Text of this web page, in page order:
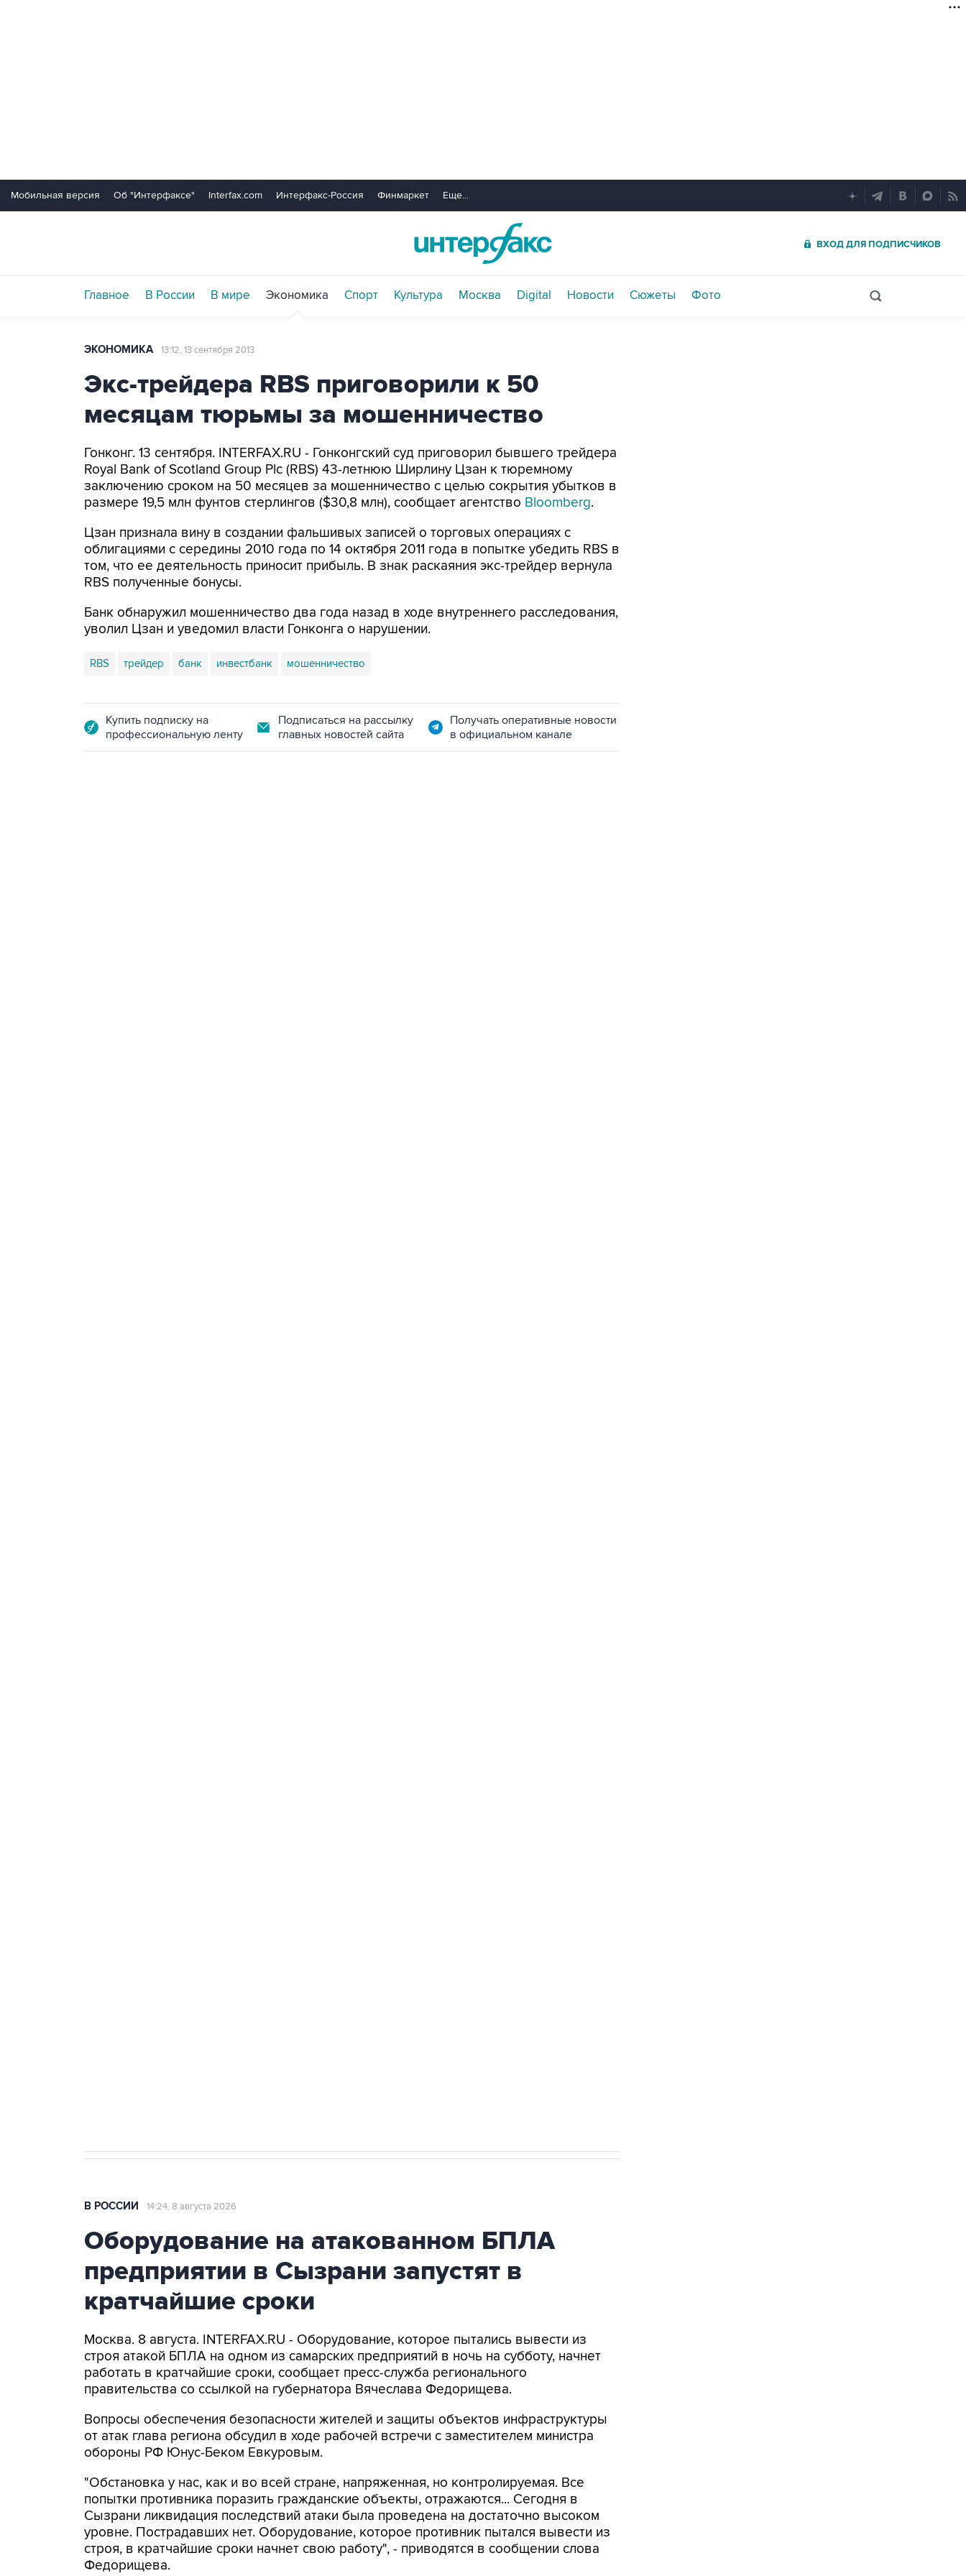
Мобильная версия Об "Интерфаксе" Interfax.com Интерфакс-Россия Финмаркет Еще...
ВХОД ДЛЯ ПОДПИСЧИКОВ
Главное В России В мире Экономика Спорт Культура Москва Digital Новости Сюжеты Фото
ЭКОНОМИКА 13:12, 13 сентября 2013
Экс-трейдера RBS приговорили к 50
месяцам тюрьмы за мошенничество
Гонконг. 13 сентября. INTERFAX.RU - Гонконгский суд приговорил бывшего трейдера
Royal Bank of Scotland Group Plc (RBS) 43-летнюю Ширлину Цзан к тюремному
заключению сроком на 50 месяцев за мошенничество с целью сокрытия убытков в
размере 19,5 млн фунтов стерлингов ($30,8 млн), сообщает агентство Bloomberg.
Цзан признала вину в создании фальшивых записей о торговых операциях с
облигациями с середины 2010 года по 14 октября 2011 года в попытке убедить RBS в
том, что ее деятельность приносит прибыль. В знак раскаяния экс-трейдер вернула
RBS полученные бонусы.
Банк обнаружил мошенничество два года назад в ходе внутреннего расследования,
уволил Цзан и уведомил власти Гонконга о нарушении.
RBS трейдер банк инвестбанк мошенничество
Купить подписку на
профессиональную ленту
Подписаться на рассылку
главных новостей сайта
Получать оперативные новости
в официальном канале
В РОССИИ 14:24, 8 августа 2026
Оборудование на атакованном БПЛА
предприятии в Сызрани запустят в
кратчайшие сроки
Москва. 8 августа. INTERFAX.RU - Оборудование, которое пытались вывести из
строя атакой БПЛА на одном из самарских предприятий в ночь на субботу, начнет
работать в кратчайшие сроки, сообщает пресс-служба регионального
правительства со ссылкой на губернатора Вячеслава Федорищева.
Вопросы обеспечения безопасности жителей и защиты объектов инфраструктуры
от атак глава региона обсудил в ходе рабочей встречи с заместителем министра
обороны РФ Юнус-Беком Евкуровым.
"Обстановка у нас, как и во всей стране, напряженная, но контролируемая. Все
попытки противника поразить гражданские объекты, отражаются... Сегодня в
Сызрани ликвидация последствий атаки была проведена на достаточно высоком
уровне. Пострадавших нет. Оборудование, которое противник пытался вывести из
строя, в кратчайшие сроки начнет свою работу", - приводятся в сообщении слова
Федорищева.